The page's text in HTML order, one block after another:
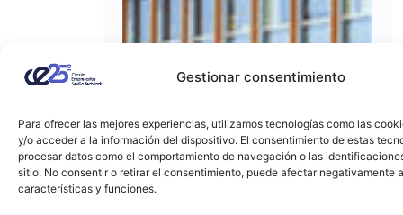
Gestionar consentimiento
Para ofrecer las mejores experiencias, utilizamos tecnologías como las
y/o acceder a la información del dispositivo. El consentimiento de estas
procesar datos como el comportamiento de navegación o las
sitio. No consentir o retirar el consentimiento, puede afectar negativamente
características y funciones.